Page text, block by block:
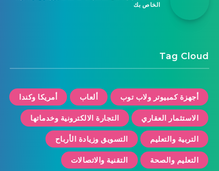
الخاص بك
Tag Cloud
أجهزة كمبيوتر ولاب توب ألعاب أمريكا وكندا
الاستثمار العقاري التجارة الالكترونية وخدماتها
التربية والتعليم التسويق وزيادة الأرباح
التعليم والصحة التقنية والاتصالات